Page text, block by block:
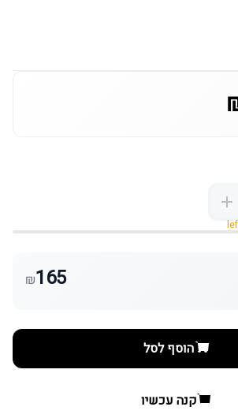
165
₪
הוסף לסל
קנה עכשיו